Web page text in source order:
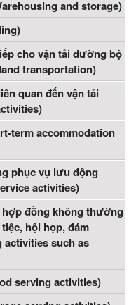
and storage)
cho vận tải đường bộ
transportation)
quan đến vận tải
term accommodation
phục vụ lưu động
activities)
đồng không thường
hội họp, đám
activities such as
serving activities)